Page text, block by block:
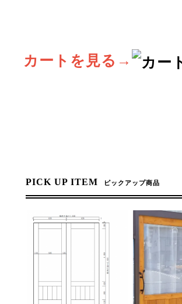
カートを見る→
PICK UP ITEM ピックアップ商品